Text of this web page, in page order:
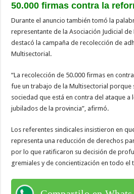
50.000 firmas contra la
Durante el anuncio también tomó la
representante de la Asociación Judicial de
destacó la campaña de recolección de
Multisectorial.
“La recolección de 50.000 firmas en
fue un trabajo de la Multisectorial porque
sociedad que está en contra del ataque
jubilados de la provincia”, afirmó.
Los referentes sindicales insistieron en
representa una reducción de derechos
por lo que ratificaron su decisión de
gremiales y de concientización en todo